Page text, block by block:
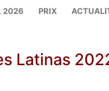
2026 PRIX
Latinas